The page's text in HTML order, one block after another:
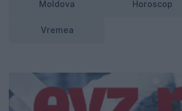
Moldova Horoscop
Vremea